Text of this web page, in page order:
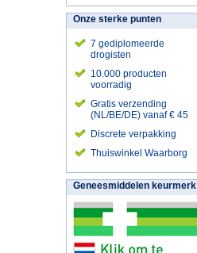
Onze sterke punten
7 gediplomeerde
drogisten
10.000 producten
voorradig
Gratis verzending
(NL/BE/DE) vanaf € 45
Discrete verpakking
Thuiswinkel Waarborg
Geneesmiddelen keurmerk